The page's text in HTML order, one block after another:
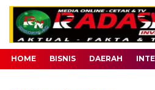
HOME BISNIS DAERAH